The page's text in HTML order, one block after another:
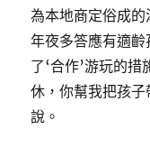
為本地商定俗成
年夜多答應有適
了‘合作’游玩的
休，你幫我把孩
說。